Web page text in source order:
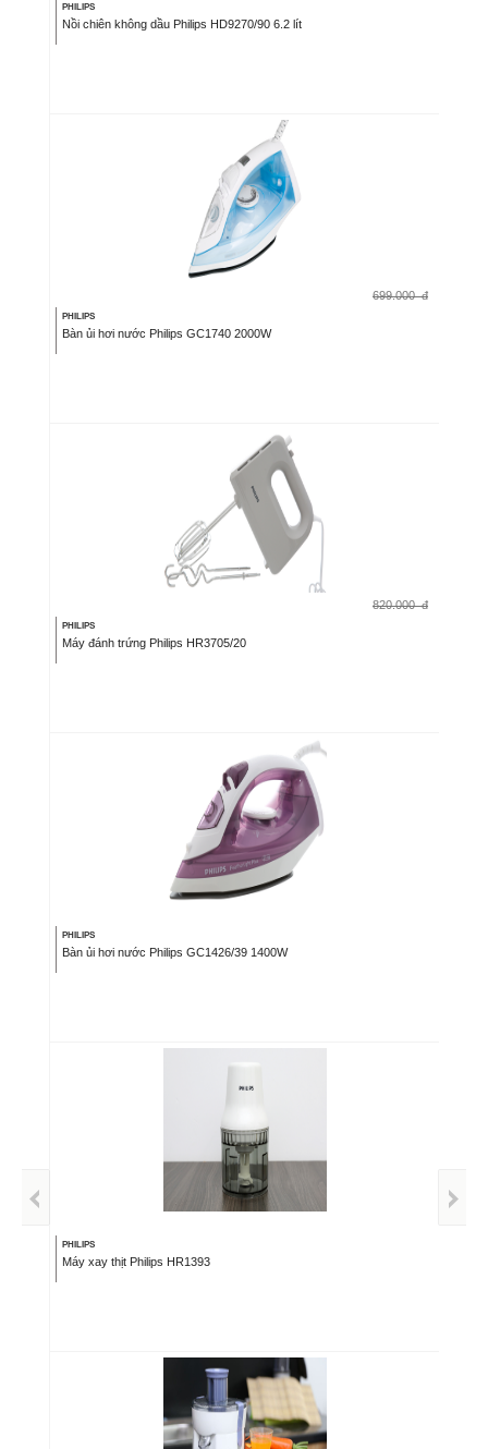
PHILIPS
Nồi chiên không dầu Philips HD9270/90 6.2 lít
699.000 đ
PHILIPS
Bàn ủi hơi nước Philips GC1740 2000W
820.000 đ
PHILIPS
Máy đánh trứng Philips HR3705/20
PHILIPS
Bàn ủi hơi nước Philips GC1426/39 1400W
PHILIPS
Máy xay thịt Philips HR1393